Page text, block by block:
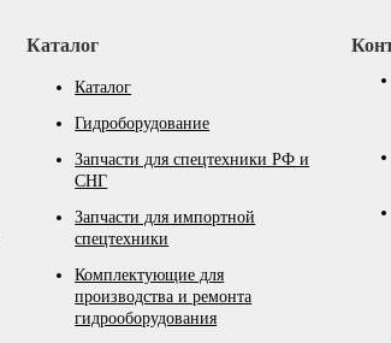
Каталог
Каталог
Гидроборудование
Запчасти для спецтехники РФ и
СНГ
Запчасти для импортной
спецтехники
Комплектующие для
производства и ремонта
гидрооборудования